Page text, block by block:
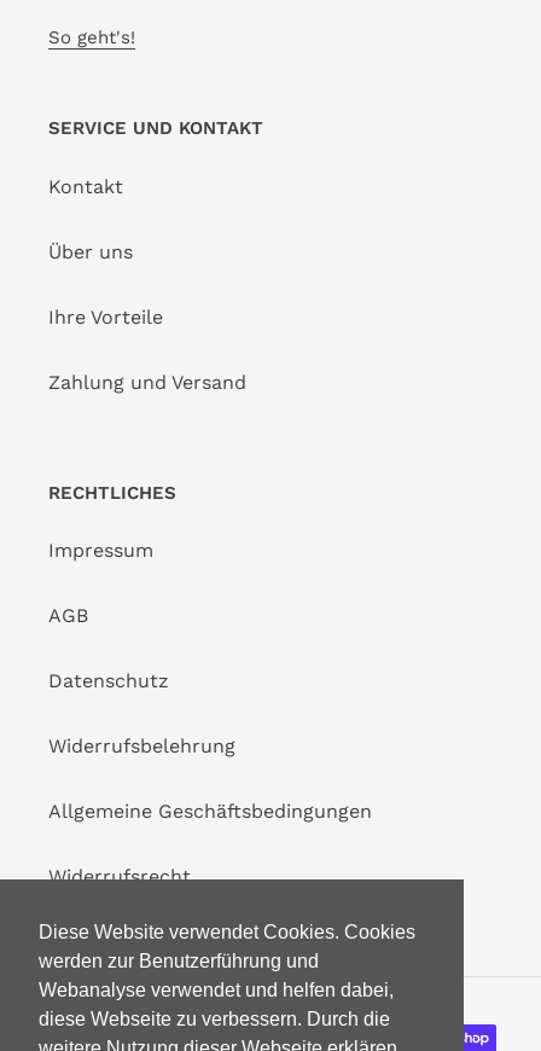
Diese Website verwendet Cookies. Cookies
werden zur Benutzerführung und
Webanalyse verwendet und helfen dabei,
diese Webseite zu verbessern. Durch die
So geht's!
SERVICE UND KONTAKT
Kontakt
Über uns
Ihre Vorteile
Zahlung und Versand
RECHTLICHES
Impressum
AGB
Datenschutz
Widerrufsbelehrung
Allgemeine Geschäftsbedingungen
Widerrufsrecht
Zahlungsarten